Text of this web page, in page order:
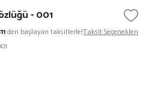
- 001
den başlayan taksitlerle!Taksit Seçenekleri